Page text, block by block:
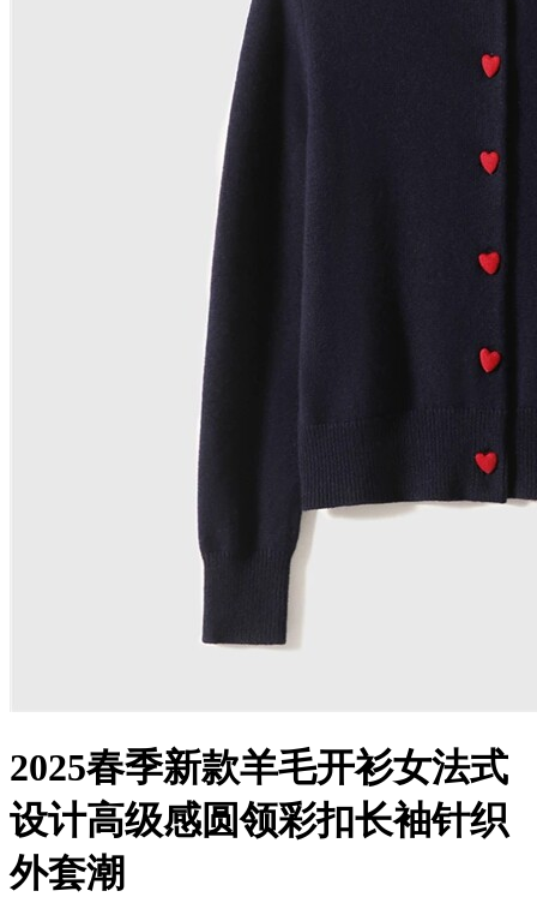
2025春季新款羊毛开衫女法式
设计高级感圆领彩扣长袖针织
外套潮